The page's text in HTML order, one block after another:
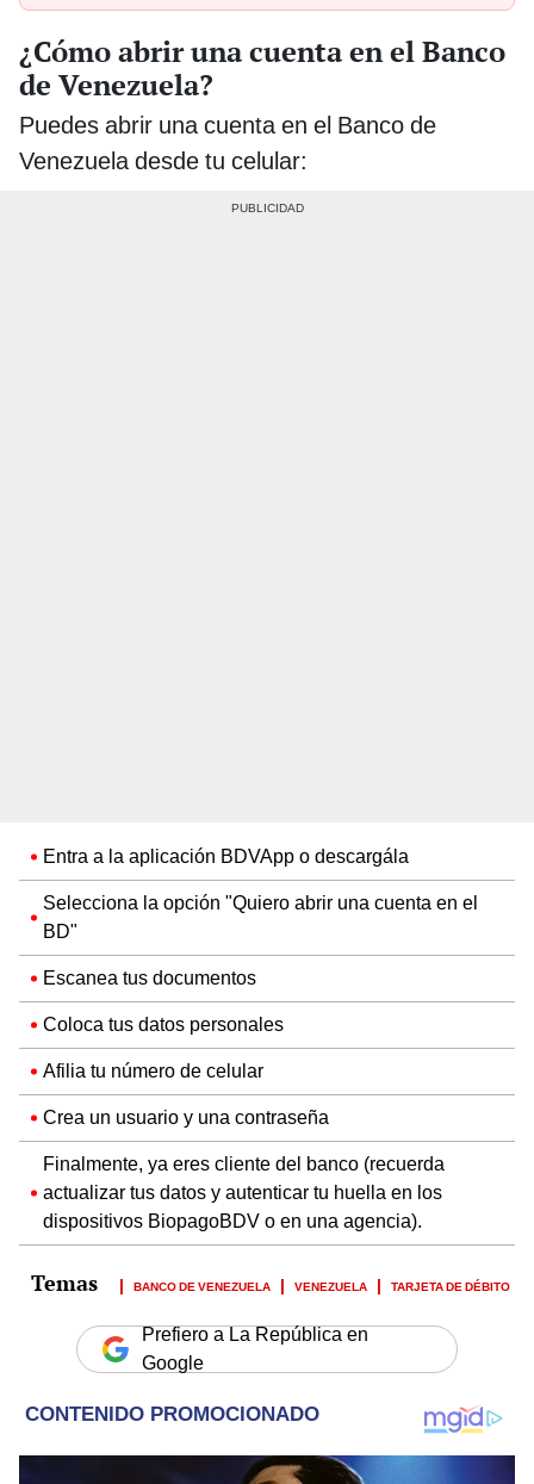
¿Cómo abrir una cuenta en el Banco
de Venezuela?
Puedes abrir una cuenta en el Banco de
Venezuela desde tu celular:
Entra a la aplicación BDVApp o descargála
Selecciona la opción "Quiero abrir una cuenta en el
BD"
Escanea tus documentos
Coloca tus datos personales
Afilia tu número de celular
Crea un usuario y una contraseña
Finalmente, ya eres cliente del banco (recuerda
actualizar tus datos y autenticar tu huella en los
dispositivos BiopagoBDV o en una agencia).
BANCO DE VENEZUELA VENEZUELA TARJETA DE DÉBITO
Prefiero a La República en
Google